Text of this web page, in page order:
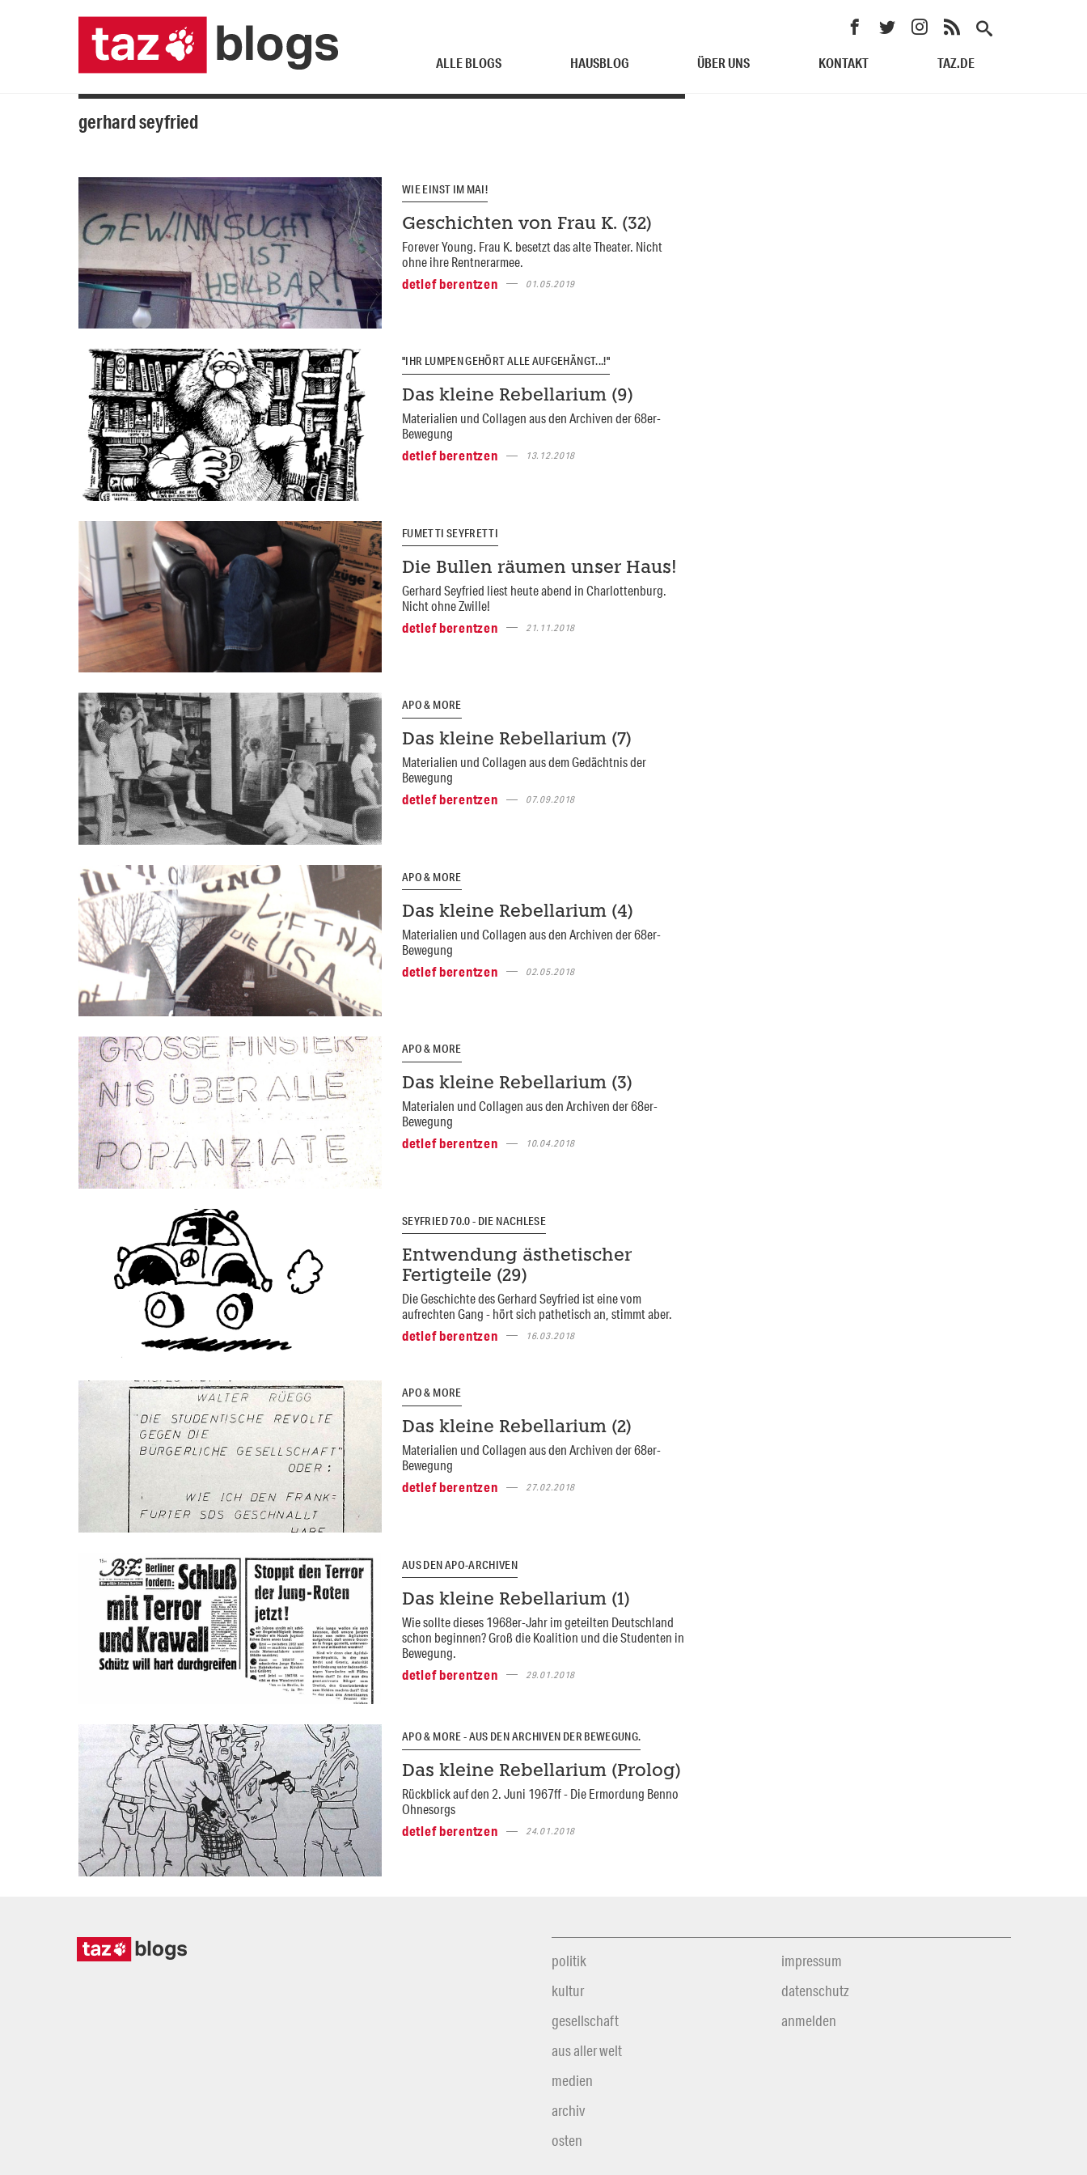
ALLE BLOGS HAUSBLOG ÜBER UNS KONTAKT TAZ.DE
gerhard seyfried
WIE EINST IM MAI!
Geschichten von Frau K. (32)
Forever Young. Frau K. besetzt das alte Theater. Nicht
ohne ihre Rentnerarmee.
detlef berentzen
01.05.2019
"IHR LUMPEN GEHÖRT ALLE AUFGEHÄNGT...!"
Das kleine Rebellarium (9)
Materialien und Collagen aus den Archiven der 68er-
Bewegung
detlef berentzen
13.12.2018
FUMETTI SEYFRETTI
Die Bullen räumen unser Haus!
Gerhard Seyfried liest heute abend in Charlottenburg.
Nicht ohne Zwille!
detlef berentzen
21.11.2018
APO & MORE
Das kleine Rebellarium (7)
Materialien und Collagen aus dem Gedächtnis der
Bewegung
detlef berentzen
07.09.2018
APO & MORE
Das kleine Rebellarium (4)
Materialien und Collagen aus den Archiven der 68er-
Bewegung
detlef berentzen
02.05.2018
APO & MORE
Das kleine Rebellarium (3)
Materialen und Collagen aus den Archiven der 68er-
Bewegung
detlef berentzen
10.04.2018
SEYFRIED 70.0 - DIE NACHLESE
Entwendung ästhetischer
Fertigteile (29)
Die Geschichte des Gerhard Seyfried ist eine vom
aufrechten Gang - hört sich pathetisch an, stimmt aber.
detlef berentzen
16.03.2018
APO & MORE
Das kleine Rebellarium (2)
Materialien und Collagen aus den Archiven der 68er-
Bewegung
detlef berentzen
27.02.2018
AUS DEN APO-ARCHIVEN
Das kleine Rebellarium (1)
Wie sollte dieses 1968er-Jahr im geteilten Deutschland
schon beginnen? Groß die Koalition und die Studenten in
Bewegung.
detlef berentzen
29.01.2018
APO & MORE - AUS DEN ARCHIVEN DER BEWEGUNG.
Das kleine Rebellarium (Prolog)
Rückblick auf den 2. Juni 1967ff - Die Ermordung Benno
Ohnesorgs
detlef berentzen
24.01.2018
politik
kultur
gesellschaft
aus aller welt
medien
archiv
osten
impressum
datenschutz
anmelden